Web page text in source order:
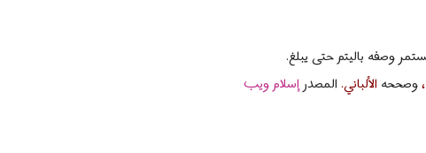
وصفه باليتم حتى يبلغ.
وصححهالألباني.المصدرإسلام ويب